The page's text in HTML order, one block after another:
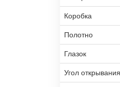
Коробка
Полотно
Глазок
Угол открывания